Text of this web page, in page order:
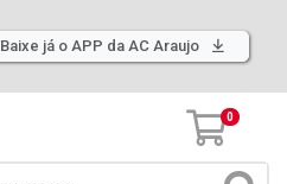
Baixe já o APP da AC Araujo
0